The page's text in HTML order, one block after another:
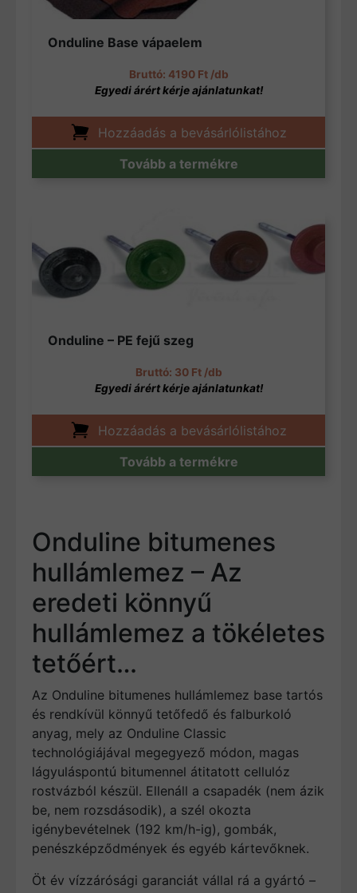
Onduline Base vápaelem
4190 Ft/db
Hozzáadás a bevásárlólistához
Tovább a termékre
Onduline – PE fejű szeg
30 Ft/db
Hozzáadás a bevásárlólistához
Tovább a termékre
Onduline bitumenes
hullámlemez – Az
eredeti könnyű
hullámlemez a tökéletes
tetőért…
Az Onduline bitumenes hullámlemez base tartós
és rendkívül könnyű tetőfedő és falburkoló
anyag, mely az Onduline Classic
technológiájával megegyező módon, magas
lágyuláspontú bitumennel átitatott cellulóz
rostvázból készül. Ellenáll a csapadék (nem ázik
be, nem rozsdásodik), a szél okozta
igénybevételnek (192 km/h-ig), gombák,
penészképződmények és egyéb kártevőknek.
Öt év vízzárósági garanciát vállal rá a gyártó –